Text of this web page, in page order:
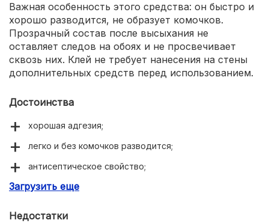
Важная особенность этого средства: он быстро и
хорошо разводится, не образует комочков.
Прозрачный состав после высыхания не
оставляет следов на обоях и не просвечивает
сквозь них. Клей не требует нанесения на стены
дополнительных средств перед использованием.
Достоинства
хорошая адгезия;
легко и без комочков разводится;
антисептическое свойство;
доступная цена.
Загрузить еще
Недостатки